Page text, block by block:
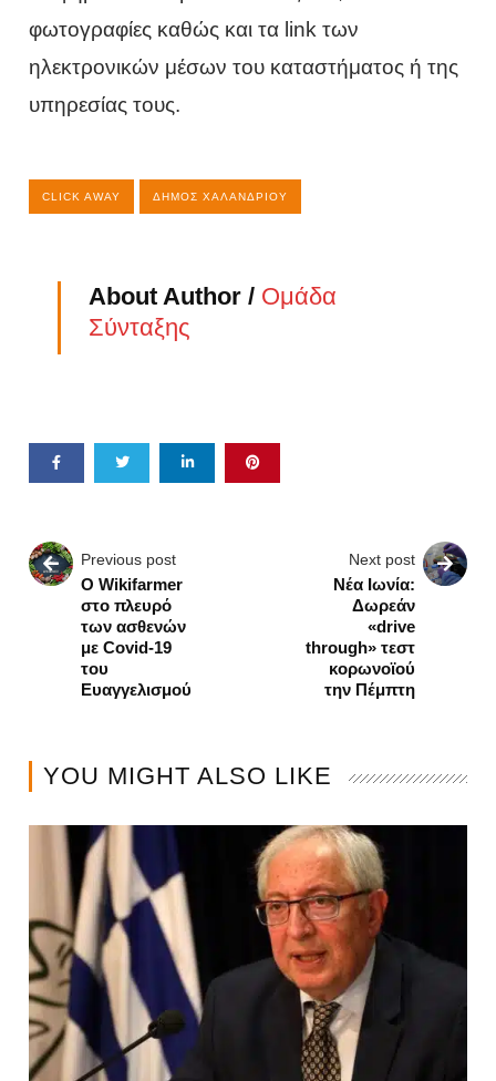
φωτογραφίες καθώς και τα link των
ηλεκτρονικών μέσων του καταστήματος ή της
υπηρεσίας τους.
CLICK AWAY ΔΉΜΟΣ ΧΑΛΑΝΔΡΊΟΥ
About Author / Ομάδα
Σύνταξης
Previous post
Ο Wikifarmer
στο πλευρό
των ασθενών
με Covid-19
του
Ευαγγελισμού
Next post
Νέα Ιωνία:
Δωρεάν
«drive
through» τεστ
κορωνοϊού
την Πέμπτη
YOU MIGHT ALSO LIKE